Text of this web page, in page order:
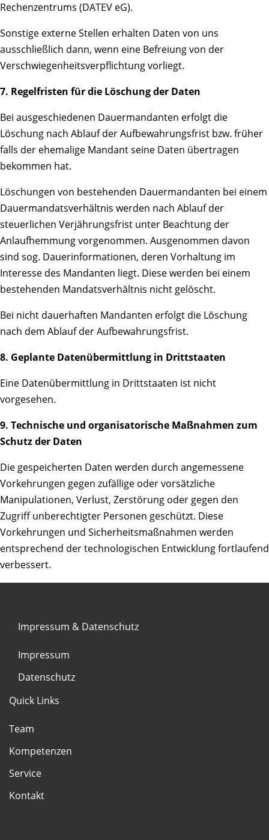
Rechenzentrums (DATEV eG).
Sonstige externe Stellen erhalten Daten von uns
ausschließlich dann, wenn eine Befreiung von der
Verschwiegenheitsverpflichtung vorliegt.
7. Regelfristen für die Löschung der Daten
Bei ausgeschiedenen Dauermandanten erfolgt die
Löschung nach Ablauf der Aufbewahrungsfrist bzw. früher
falls der ehemalige Mandant seine Daten übertragen
bekommen hat.
Löschungen von bestehenden Dauermandanten bei einem
Dauermandatsverhältnis werden nach Ablauf der
steuerlichen Verjährungsfrist unter Beachtung der
Anlaufhemmung vorgenommen. Ausgenommen davon
sind sog. Dauerinformationen, deren Vorhaltung im
Interesse des Mandanten liegt. Diese werden bei einem
bestehenden Mandatsverhältnis nicht gelöscht.
Bei nicht dauerhaften Mandanten erfolgt die Löschung
nach dem Ablauf der Aufbewahrungsfrist.
8. Geplante Datenübermittlung in Drittstaaten
Eine Datenübermittlung in Drittstaaten ist nicht
vorgesehen.
9. Technische und organisatorische Maßnahmen zum
Schutz der Daten
Die gespeicherten Daten werden durch angemessene
Vorkehrungen gegen zufällige oder vorsätzliche
Manipulationen, Verlust, Zerstörung oder gegen den
Zugriff unberechtigter Personen geschützt. Diese
Vorkehrungen und Sicherheitsmaßnahmen werden
entsprechend der technologischen Entwicklung fortlaufend
verbessert.
Impressum & Datenschutz
Impressum
Datenschutz
Quick Links
Team
Kompetenzen
Service
Kontakt